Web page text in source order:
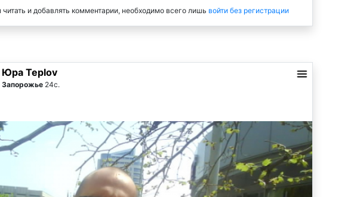
и добавлять комментарии, необходимо всего лишь войти без регистрации
Юра Teplov
Запорожье 24с.